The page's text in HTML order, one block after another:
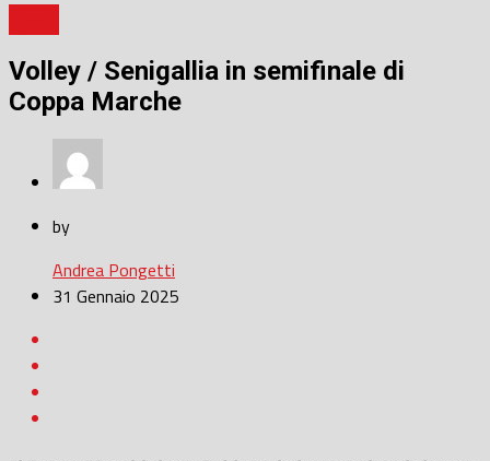
Volley / Senigallia in semifinale di
Coppa Marche
by
Andrea Pongetti
31 Gennaio 2025